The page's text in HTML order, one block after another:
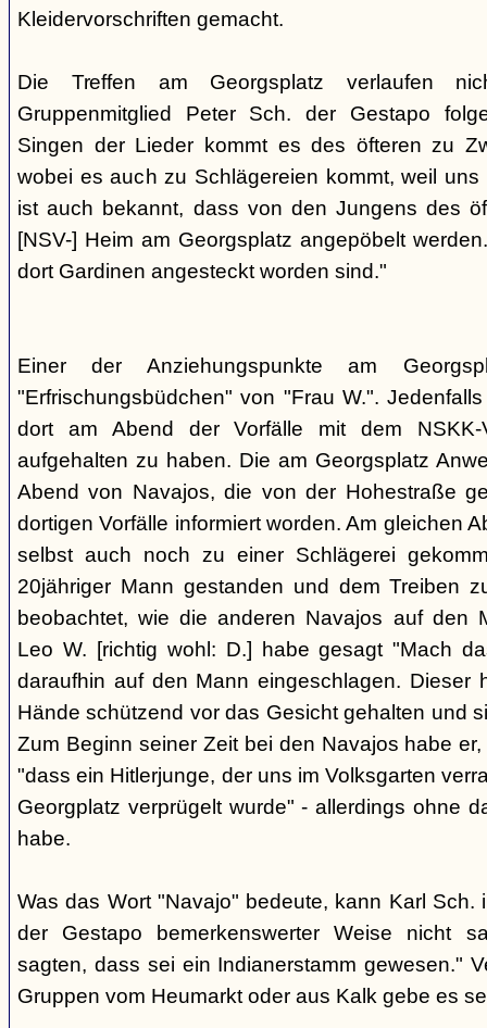
Kleidervorschriften gemacht.
Die Treffen am Georgsplatz verlaufen
Gruppenmitglied Peter Sch. der Gestapo
Singen der Lieder kommt es des öfteren zu
wobei es auch zu Schlägereien kommt, weil
ist auch bekannt, dass von den Jungens des
[NSV-] Heim am Georgsplatz angepöbelt
dort Gardinen angesteckt worden sind."
Einer der Anziehungspunkte am
"Erfrischungsbüdchen" von "Frau W.".
dort am Abend der Vorfälle mit dem NSKK-
aufgehalten zu haben. Die am Georgsplatz
Abend von Navajos, die von der Hohestraße
dortigen Vorfälle informiert worden. Am gleichen
selbst auch noch zu einer Schlägerei
20jähriger Mann gestanden und dem Treiben
beobachtet, wie die anderen Navajos auf den
Leo W. [richtig wohl: D.] habe gesagt "Mach
daraufhin auf den Mann eingeschlagen. Dieser
Hände schützend vor das Gesicht gehalten und
Zum Beginn seiner Zeit bei den Navajos habe
"dass ein Hitlerjunge, der uns im Volksgarten
Georgplatz verprügelt wurde" - allerdings ohne
habe.
Was das Wort "Navajo" bedeute, kann Karl Sch.
der Gestapo bemerkenswerter Weise nicht
sagten, dass sei ein Indianerstamm gewesen."
Gruppen vom Heumarkt oder aus Kalk gebe es